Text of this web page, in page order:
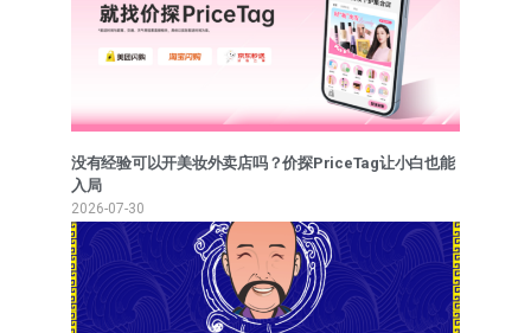
没有经验可以开美妆外卖店吗？价探PriceTag让小白也能
入局
2026-07-30